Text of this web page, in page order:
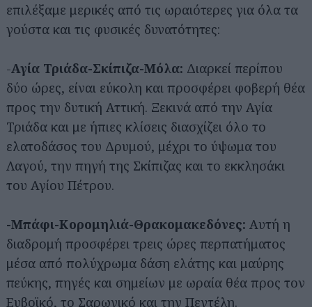
επιλέξαμε μερικές από τις ωραιότερες για όλα τα
γούστα και τις φυσικές δυνατότητες:
-Αγία Τριάδα-Σκίπιζα-Μόλα: Διαρκεί περίπου
δύο ώρες, είναι εύκολη και προσφέρει φοβερή θέα
προς την δυτική Αττική. Ξεκινά από την Αγία
Τριάδα και με ήπιες κλίσεις διασχίζει όλο το
ελατοδάσος του Δρυμού, μέχρι το ύψωμα του
Λαγού, την πηγή της Σκίπιζας και το εκκλησάκι
του Αγίου Πέτρου.
-Μπάφι-Κορομηλιά-Θρακομακεδόνες: Αυτή η
διαδρομή προσφέρει τρεις ώρες περπατήματος
μέσα από πολύχρωμα δάση ελάτης και μαύρης
πεύκης, πηγές και σημείων με ωραία θέα προς τον
Ευβοϊκό, το Σαρωνικό και την Πεντέλη.